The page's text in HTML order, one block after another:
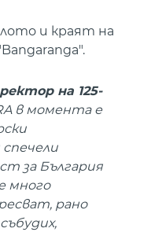
и краят на
на 125-
в момента е
за България
много
рано